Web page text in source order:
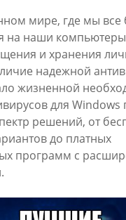
мире, где мы все
на наши
и хранения
надежной
жизненной
для Windows
решений, от
до платных
программ с